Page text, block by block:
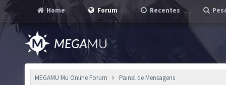
Home Forum Recentes
MEGAMU Mu Online Forum Painel de Mensagens